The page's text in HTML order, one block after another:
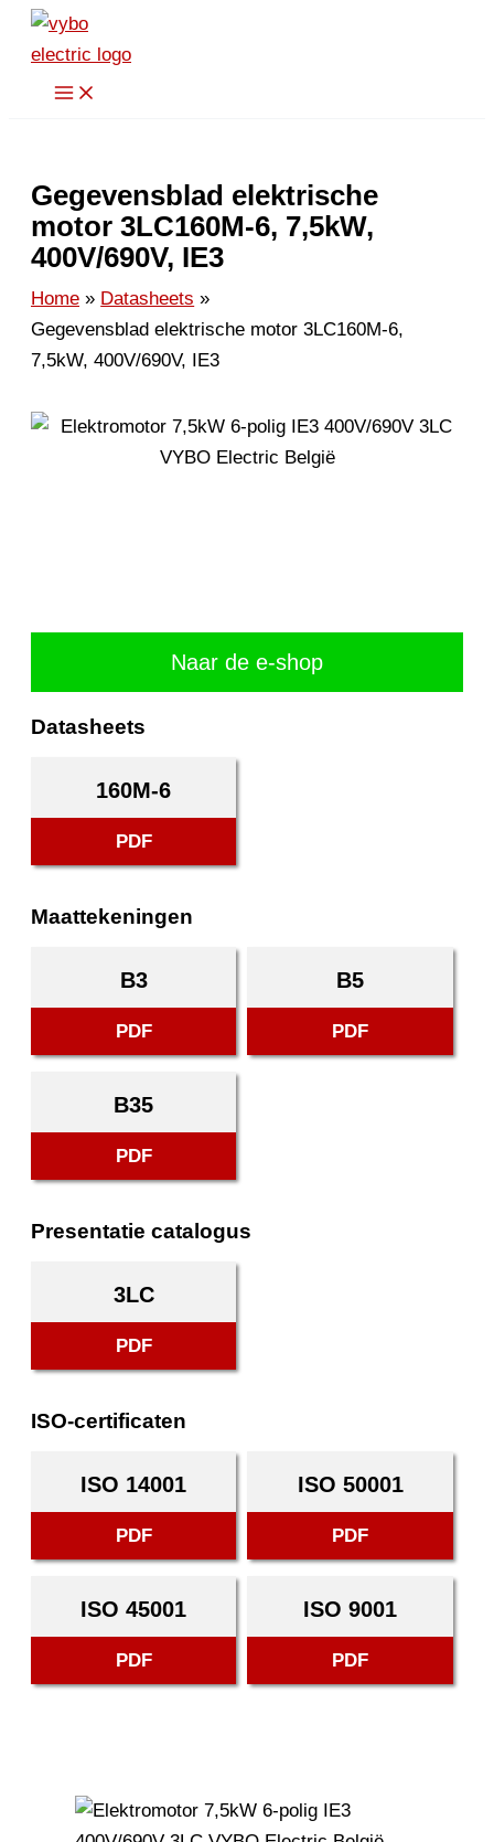
Spring
naar
Gegevensblad elektrische
motor 3LC160M-6, 7,5kW,
400V/690V, IE3
Home
Datasheets
Gegevensblad elektrische motor 3LC160M-6,
7,5kW, 400V/690V, IE3
Naar de e-shop
Datasheets
160M-6
PDF
Maattekeningen
B3
PDF
B5
PDF
B35
PDF
Presentatie catalogus
3LC
PDF
ISO-certificaten
ISO 14001
PDF
ISO 50001
PDF
ISO 45001
PDF
ISO 9001
PDF